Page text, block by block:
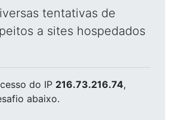
tentativas de
a sites hospedados
do IP 216.73.216.74,
abaixo.